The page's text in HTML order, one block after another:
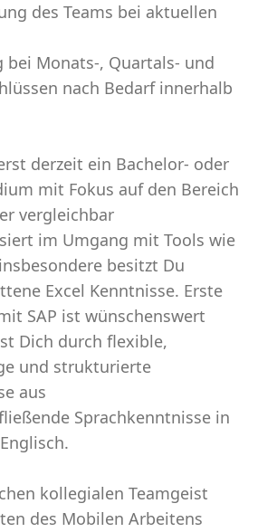
des Teams bei aktuellen
Monats-, Quartals- und
nach Bedarf innerhalb
derzeit ein Bachelor- oder
mit Fokus auf den Bereich
vergleichbar
im Umgang mit Tools wie
besitzt Du
Excel Kenntnisse. Erste
SAP ist wünschenswert
Dich durch flexible,
und strukturierte
aus
Sprachkenntnisse in
kollegialen Teamgeist
des Mobilen Arbeitens